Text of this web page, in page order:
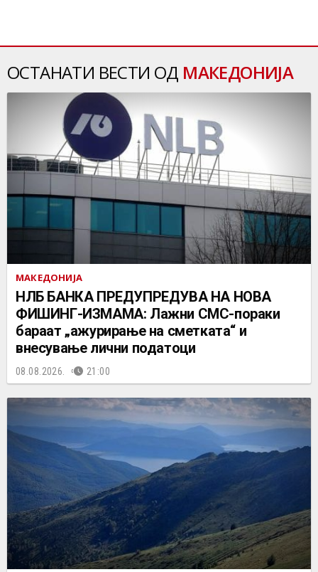
ОСТАНАТИ ВЕСТИ ОД МАКЕДОНИЈА
МАКЕДОНИЈА
НЛБ БАНКА ПРЕДУПРЕДУВА НА НОВА
ФИШИНГ-ИЗМАМА: Лажни СМС-пораки
бараат „ажурирање на сметката“ и
внесување лични податоци
08.08.2026. 21:00